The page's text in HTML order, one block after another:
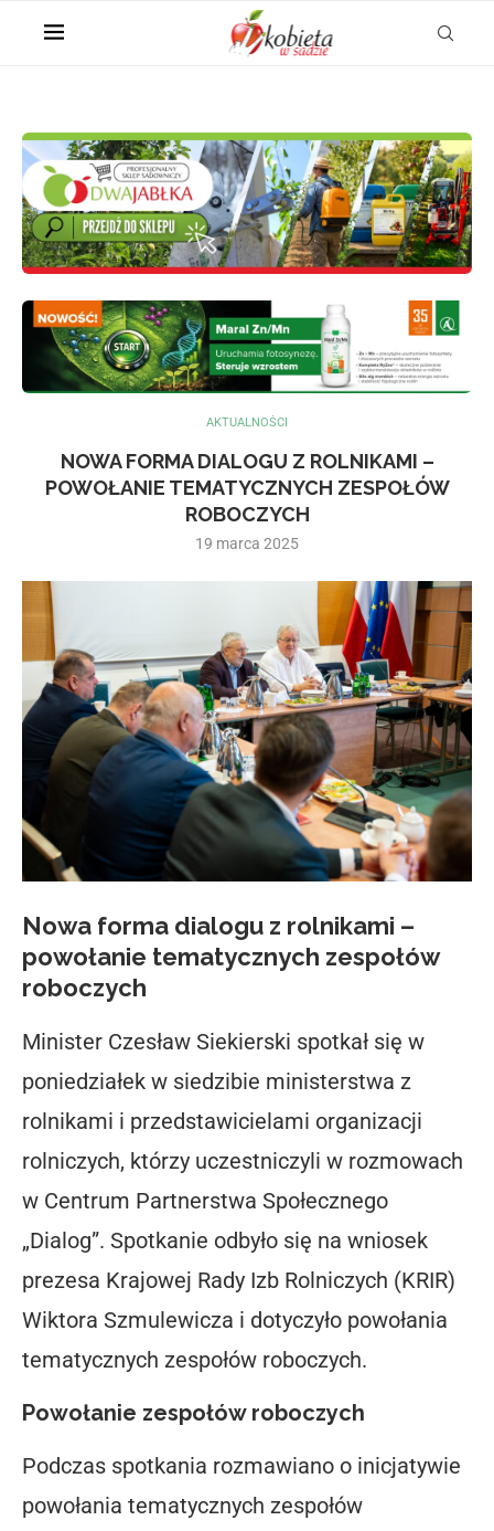
AKTUALNOŚCI
NOWA FORMA DIALOGU Z ROLNIKAMI –
POWOŁANIE TEMATYCZNYCH ZESPOŁÓW
ROBOCZYCH
19 marca 2025
Nowa forma dialogu z rolnikami –
powołanie tematycznych zespołów
roboczych
Minister Czesław Siekierski spotkał się w
poniedziałek w siedzibie ministerstwa z
rolnikami i przedstawicielami organizacji
rolniczych, którzy uczestniczyli w rozmowach
w Centrum Partnerstwa Społecznego
„Dialog”. Spotkanie odbyło się na wniosek
prezesa Krajowej Rady Izb Rolniczych (KRIR)
Wiktora Szmulewicza i dotyczyło powołania
tematycznych zespołów roboczych.
Powołanie zespołów roboczych
Podczas spotkania rozmawiano o inicjatywie
powołania tematycznych zespołów